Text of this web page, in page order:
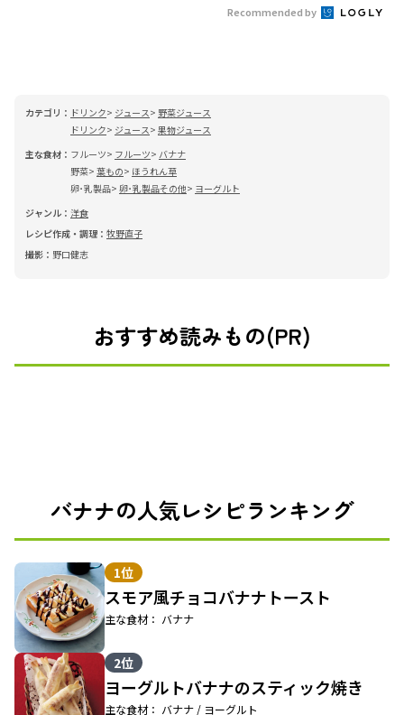
Recommended by
カテゴリ： ドリンク ジュース
野菜ジュース
ドリンク
ジュース
果物ジュース
主な食材： フルーツ フルーツ
バナナ
野菜 葉もの
ほうれん草
卵･乳製品 卵･乳製品その他
ヨーグルト
ジャンル： 洋食
レシピ作成・調理： 牧野直子
撮影： 野口健志
おすすめ読みもの(PR)
バナナの人気レシピランキング
1位
スモア風チョコバナナトースト
主な食材： バナナ
2位
ヨーグルトバナナのスティック焼き
主な食材： バナナ / ヨーグルト